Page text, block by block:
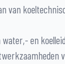
van
water,- en